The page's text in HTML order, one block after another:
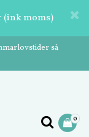
(ink moms)
så
0